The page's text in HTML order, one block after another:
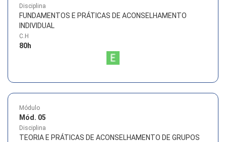
Disciplina
FUNDAMENTOS E PRÁTICAS DE ACONSELHAMENTO
INDIVIDUAL
C.H
80h
Módulo
Mód. 05
Disciplina
TEORIA E PRÁTICAS DE ACONSELHAMENTO DE GRUPOS